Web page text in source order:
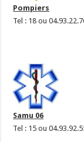
Pompiers
Tel : 18 ou
Samu 06
Tel : 15 ou